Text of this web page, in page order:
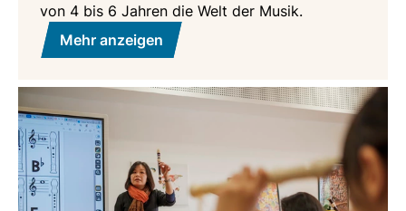
von 4 bis 6 Jahren die Welt der Musik.
Mehr anzeigen